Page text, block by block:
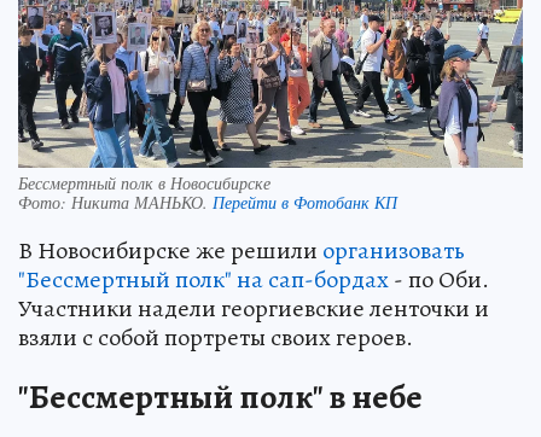
Бессмертный полк в Новосибирске
Фото: Никита МАНЬКО. Перейти в Фотобанк КП
В Новосибирске же решили организовать
"Бессмертный полк" на сап-бордах- по Оби.
Участники надели георгиевские ленточки и
взяли с собой портреты своих героев.
"Бессмертный полк" в небе